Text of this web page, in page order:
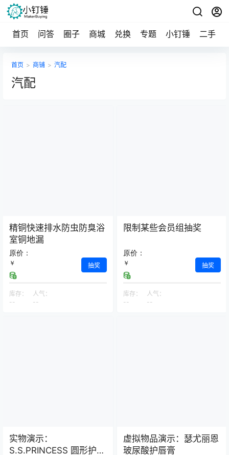
首页 问答 圈子 商城 兑换 专题 小钉锤 二手
首页 > 商铺 > 汽配
汽配
精铜快速排水防虫防臭浴
室铜地漏
原价：
￥ 抽奖
库存：
--
人气：
--
限制某些会员组抽奖
原价：
￥ 抽奖
库存：
--
人气：
--
实物演示：
S.S.PRINCESS 圆形护颈
虚拟物品演示：瑟尤丽恩
玻尿酸护唇膏